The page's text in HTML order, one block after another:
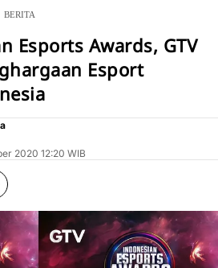
BERITA
Esports Awards, GTV
Esport
2020 12:20 WIB